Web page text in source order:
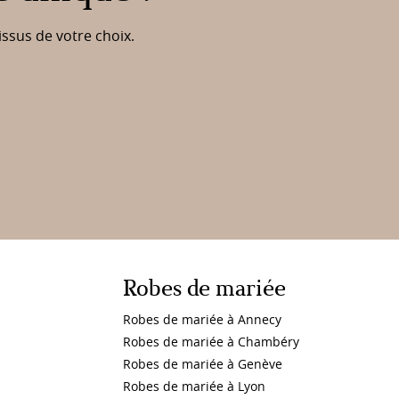
de votre choix.
Robes de mariée
Robes de mariée à Annecy
Robes de mariée à Chambéry
Robes de mariée à Genève
Robes de mariée à Lyon